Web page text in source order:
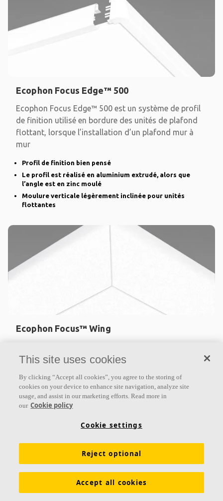
Ecophon Focus Edge™ 500
Ecophon Focus Edge™ 500 est un système de profil
de finition utilisé en bordure des unités de plafond
flottant, lorsque l’installation d’un plafond mur à
mur
Profil de finition bien pensé
Le profil est réalisé en aluminium extrudé, alors que
l’angle est en zinc moulé
Moulure verticale légèrement inclinée pour unités
flottantes
Ecophon Focus™ Wing
plafonds flottants lorsqu’il est utilisé avec Ecophon
d’aile est
Éléments en forme d’aile pour plafonds suspendus
Élément absorbant monté en périphérie des plafonds
This site uses cookies
By clicking “Accept all cookies”, you agree to the storing of
cookies on your device to enhance site navigation, analyze site
usage, and assist in our marketing efforts. Read more in
our Cookie policy
Cookie settings
Reject optional
Accept all cookies